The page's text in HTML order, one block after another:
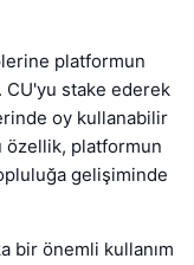
platformun
CU'yu stake ederek
oy kullanabilir
özellik, platformun
gelişiminde
bir önemli kullanım